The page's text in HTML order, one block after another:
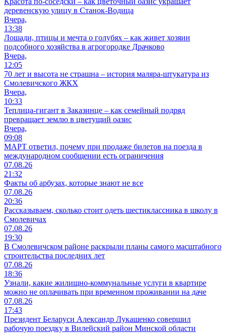
деревенскую улицу в Станок-Водица
Вчера,
13:38
Лошади, птицы и мечта о голубях – как живет хозяин
подсобного хозяйства в агрогородке Драчково
Вчера,
12:05
70 лет и высота не страшна – история маляра-штукатура из
Смолевичского ЖКХ
Вчера,
10:33
Теплица-гигант в Заказинце – как семейный подряд
превращает землю в цветущий оазис
Вчера,
09:08
МАРТ ответил, почему при продаже билетов на поезда в
международном сообщении есть ограничения
07.08.26
21:32
Факты об арбузах, которые знают не все
07.08.26
20:36
Рассказываем, сколько стоит одеть шестиклассника в школу в
Смолевичах
07.08.26
19:30
В Смолевичском районе раскрыли планы самого масштабного
строительства последних лет
07.08.26
18:36
Узнали, какие жилищно-коммунальные услуги в квартире
можно не оплачивать при временном проживании на даче
07.08.26
17:43
Президент Беларуси Александр Лукашенко совершил
рабочую поездку в Вилейский район Минской области